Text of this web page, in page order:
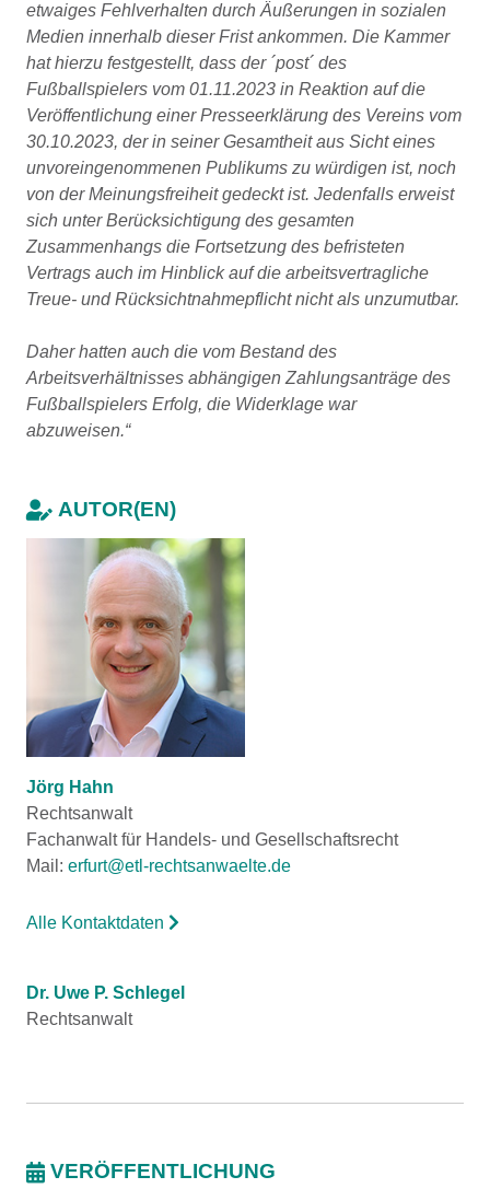
etwaiges Fehlverhalten durch Äußerungen in sozialen
Medien innerhalb dieser Frist ankommen. Die Kammer
hat hierzu festgestellt, dass der ´post´ des
Fußballspielers vom 01.11.2023 in Reaktion auf die
Veröffentlichung einer Presseerklärung des Vereins vom
30.10.2023, der in seiner Gesamtheit aus Sicht eines
unvoreingenommenen Publikums zu würdigen ist, noch
von der Meinungsfreiheit gedeckt ist. Jedenfalls erweist
sich unter Berücksichtigung des gesamten
Zusammenhangs die Fortsetzung des befristeten
Vertrags auch im Hinblick auf die arbeitsvertragliche
Treue- und Rücksichtnahmepflicht nicht als unzumutbar.
Daher hatten auch die vom Bestand des
Arbeitsverhältnisses abhängigen Zahlungsanträge des
Fußballspielers Erfolg, die Widerklage war
abzuweisen.“
AUTOR(EN)
Jörg Hahn
Rechtsanwalt
Fachanwalt für Handels- und Gesellschaftsrecht
Mail: erfurt@etl-rechtsanwaelte.de
Alle Kontaktdaten
Dr. Uwe P. Schlegel
Rechtsanwalt
VERÖFFENTLICHUNG